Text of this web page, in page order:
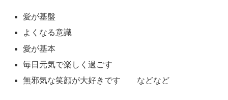
愛が基盤
よくなる意識
愛が基本
毎日元気で楽しく過ごす
無邪気な笑顔が大好きです などなど